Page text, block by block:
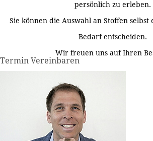
persönlich zu erleben.
Sie können die Auswahl an Stoffen
Bedarf entscheiden.
Wir freuen uns auf Ihren
Termin Vereinbaren